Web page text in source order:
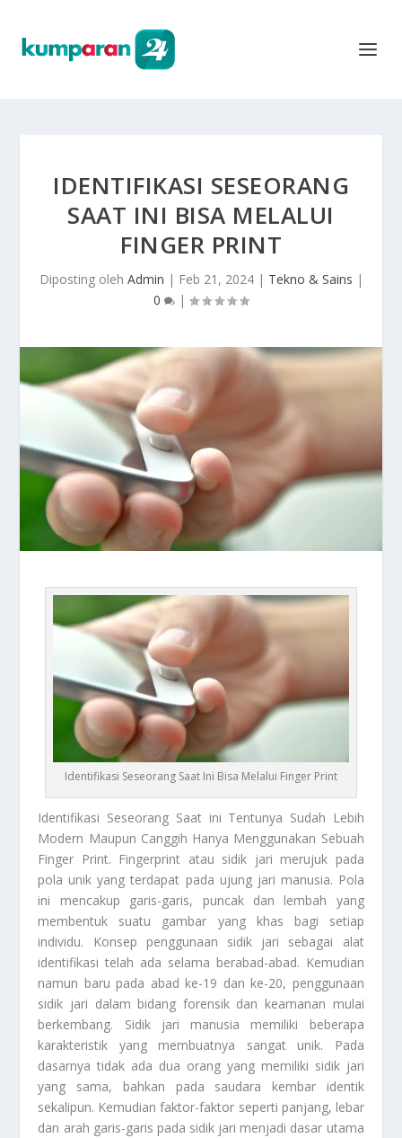
IDENTIFIKASI SESEORANG
SAAT INI BISA MELALUI
FINGER PRINT
Diposting oleh Admin | Feb 21, 2024| Tekno & Sains |
0
|
Identifikasi Seseorang Saat Ini Bisa Melalui Finger Print
Identifikasi Seseorang Saat ini Tentunya Sudah Lebih
Modern Maupun Canggih Hanya Menggunakan Sebuah
Finger Print. Fingerprint atau sidik jari merujuk pada
pola unik yang terdapat pada ujung jari manusia. Pola
ini mencakup garis-garis, puncak dan lembah yang
membentuk suatu gambar yang khas bagi setiap
individu. Konsep penggunaan sidik jari sebagai alat
identifikasi telah ada selama berabad-abad. Kemudian
namun baru pada abad ke-19 dan ke-20, penggunaan
sidik jari dalam bidang forensik dan keamanan mulai
berkembang. Sidik jari manusia memiliki beberapa
karakteristik yang membuatnya sangat unik. Pada
dasarnya tidak ada dua orang yang memiliki sidik jari
yang sama, bahkan pada saudara kembar identik
sekalipun. Kemudian faktor-faktor seperti panjang, lebar
dan arah garis-garis pada sidik jari menjadi dasar utama